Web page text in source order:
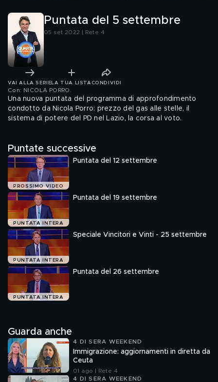
Puntata del 5 settembre
05 set 2022 | Rete 4
VAI ALLA SERIE LA TUA LISTA CONDIVIDI
Con: NICOLA PORRO
Una nuova puntata del programma di approfondimento
condotto da Nicola Porro: prezzo del gas alle stelle, il
sistema di potere del PD nel Lazio, la corsa al voto.
Puntate successive
PROSSIMO VIDEO
Puntata del 12 settembre
PUNTATA INTERA
Puntata del 19 settembre
PUNTATA INTERA
Speciale Vincitori e Vinti - 25 settembre
PUNTATA INTERA
Puntata del 26 settembre
Guarda anche
4 DI SERA WEEKEND
Immigrazione: aggiornamenti in diretta da
Ceuta
01 ago | Rete 4
4 DI SERA WEEKEND